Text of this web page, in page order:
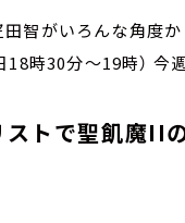
田智がいろんな角度
18時30分～19時）
ストで聖飢魔II